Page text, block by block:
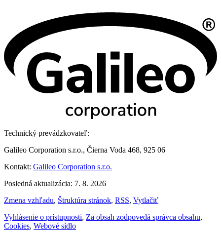
Technický prevádzkovateľ:
Galileo Corporation s.r.o., Čierna Voda 468, 925 06
Kontakt: Galileo Corporation s.r.o.
Posledná aktualizácia: 7. 8. 2026
Zmena vzhľadu, Štruktúra stránok, RSS, Vytlačiť
Vyhlásenie o prístupnosti, Za obsah zodpovedá správca obsahu,
Cookies, Webové sídlo